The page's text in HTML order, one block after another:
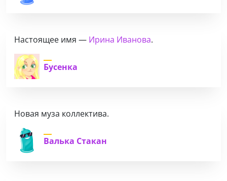
Настоящее имя — Ирина Иванова.
Бусенка
Новая муза коллектива.
Валька Стакан